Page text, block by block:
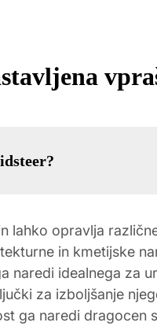
lahko opravlja
in kmetijske
naredi idealnega za
za izboljšanje
ga naredi